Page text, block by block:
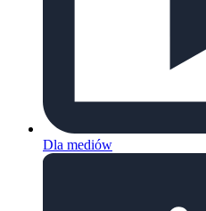
Dla mediów